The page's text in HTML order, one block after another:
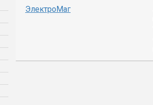
ЭлектроМаг